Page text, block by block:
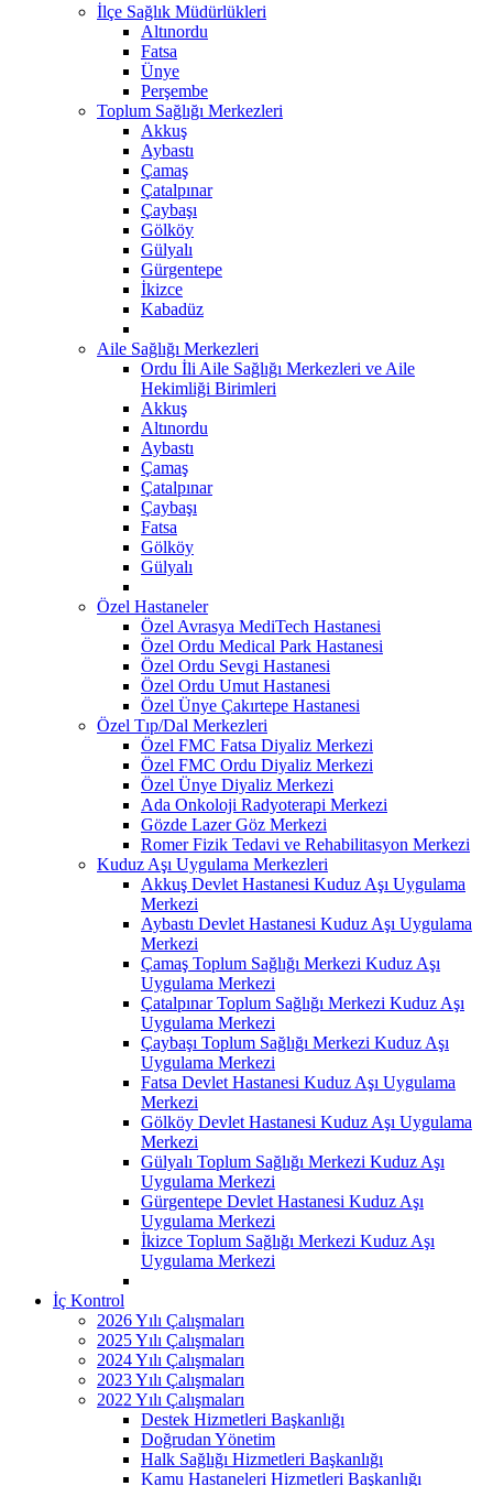
İlçe Sağlık Müdürlükleri
Altınordu
Fatsa
Ünye
Perşembe
Toplum Sağlığı Merkezleri
Akkuş
Aybastı
Çamaş
Çatalpınar
Çaybaşı
Gölköy
Gülyalı
Gürgentepe
İkizce
Kabadüz
Aile Sağlığı Merkezleri
Ordu İli Aile Sağlığı Merkezleri ve Aile
Hekimliği Birimleri
Akkuş
Altınordu
Aybastı
Çamaş
Çatalpınar
Çaybaşı
Fatsa
Gölköy
Gülyalı
Özel Hastaneler
Özel Avrasya MediTech Hastanesi
Özel Ordu Medical Park Hastanesi
Özel Ordu Sevgi Hastanesi
Özel Ordu Umut Hastanesi
Özel Ünye Çakırtepe Hastanesi
Özel Tıp/Dal Merkezleri
Özel FMC Fatsa Diyaliz Merkezi
Özel FMC Ordu Diyaliz Merkezi
Özel Ünye Diyaliz Merkezi
Ada Onkoloji Radyoterapi Merkezi
Gözde Lazer Göz Merkezi
Romer Fizik Tedavi ve Rehabilitasyon Merkezi
Kuduz Aşı Uygulama Merkezleri
Akkuş Devlet Hastanesi Kuduz Aşı Uygulama
Merkezi
Aybastı Devlet Hastanesi Kuduz Aşı Uygulama
Merkezi
Çamaş Toplum Sağlığı Merkezi Kuduz Aşı
Uygulama Merkezi
Çatalpınar Toplum Sağlığı Merkezi Kuduz Aşı
Uygulama Merkezi
Çaybaşı Toplum Sağlığı Merkezi Kuduz Aşı
Uygulama Merkezi
Fatsa Devlet Hastanesi Kuduz Aşı Uygulama
Merkezi
Gölköy Devlet Hastanesi Kuduz Aşı Uygulama
Merkezi
Gülyalı Toplum Sağlığı Merkezi Kuduz Aşı
Uygulama Merkezi
Gürgentepe Devlet Hastanesi Kuduz Aşı
Uygulama Merkezi
İkizce Toplum Sağlığı Merkezi Kuduz Aşı
Uygulama Merkezi
İç Kontrol
2026 Yılı Çalışmaları
2025 Yılı Çalışmaları
2024 Yılı Çalışmaları
2023 Yılı Çalışmaları
2022 Yılı Çalışmaları
Destek Hizmetleri Başkanlığı
Doğrudan Yönetim
Halk Sağlığı Hizmetleri Başkanlığı
Kamu Hastaneleri Hizmetleri Başkanlığı